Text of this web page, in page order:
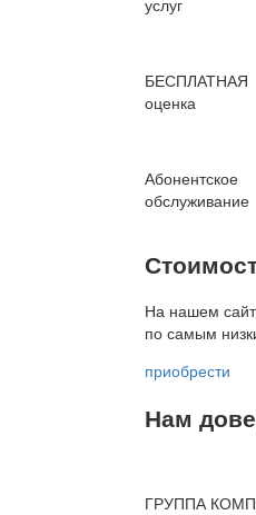
услуг
БЕСПЛАТНАЯ
оценка
Абонентское
обслуживание
На нашем
по самым
приобрести
Нам
ГРУППА